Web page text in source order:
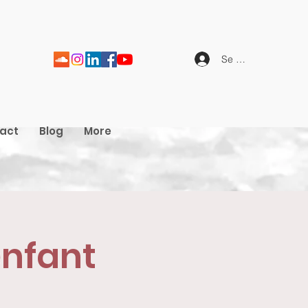
Se connecter
Blog More